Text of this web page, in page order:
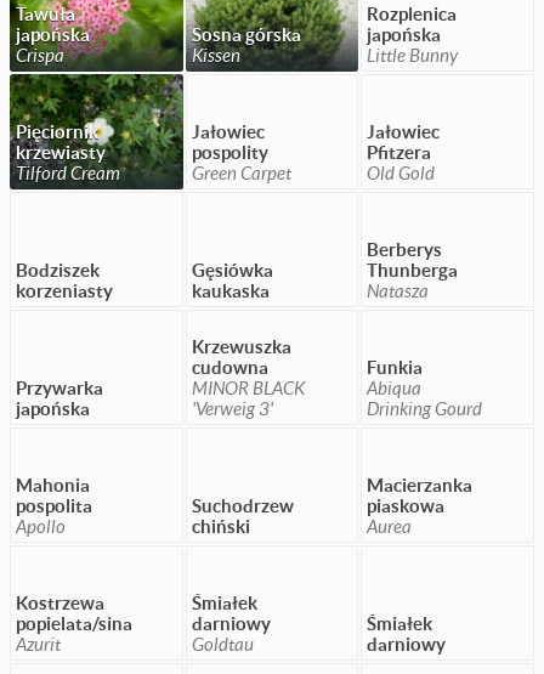
Tawuła
japońska
Crispa
Sosna górska
Kissen
Rozplenica
japońska
Little Bunny
Pięciornik
krzewiasty
Tilford Cream
Jałowiec
pospolity
Green Carpet
Jałowiec
Pfitzera
Old Gold
Bodziszek
korzeniasty
Gęsiówka
kaukaska
Berberys
Thunberga
Natasza
Przywarka
japońska
Krzewuszka
cudowna
MINOR BLACK
'Verweig 3'
Funkia
Abiqua
Drinking Gourd
Mahonia
pospolita
Apollo
Suchodrzew
chiński
Macierzanka
piaskowa
Aurea
Kostrzewa
popielata/sina
Azurit
Śmiałek
darniowy
Goldtau
Śmiałek
darniowy